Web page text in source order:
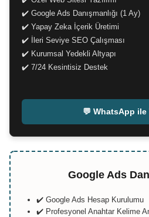
✔️ Google Ads Danışmanlığı (1 Ay)
✔️ Yapay Zeka İçerik Üretimi
✔️ İleri Seviye SEO Çalışması
✔️ Kurumsal Yedekli Altyapı
✔️ 7/24 Kesintisiz Destek
💬 WhatsApp ile
Google Ads
✔️ Google Ads Hesap Kurulumu
✔️ Profesyonel Anahtar Kelime